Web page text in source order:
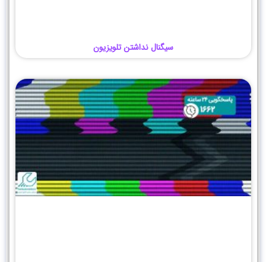
سیگنال نداشتن تلویزیون